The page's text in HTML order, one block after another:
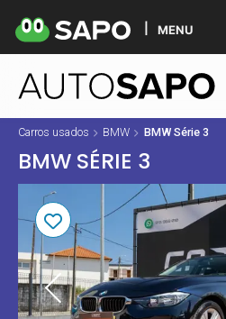
MENU
Carros usados BMW BMW Série 3
BMW SÉRIE 3